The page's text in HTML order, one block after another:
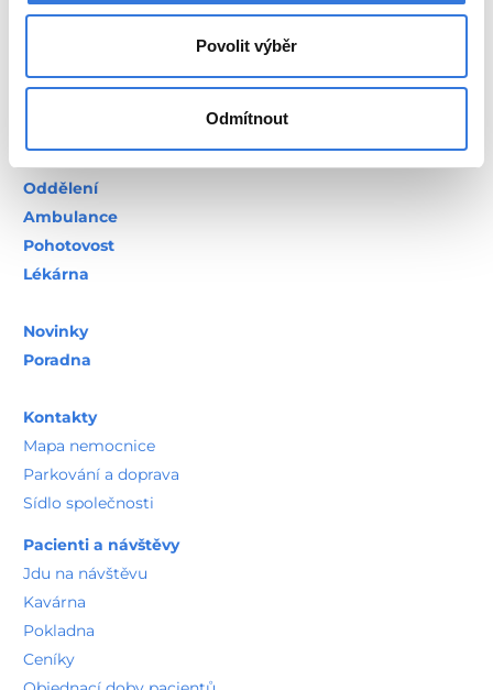
Povolit výběr
Odmítnout
+420 317 756 111
Oddělení
Ambulance
Pohotovost
Lékárna
Novinky
Poradna
Kontakty
Mapa nemocnice
Parkování a doprava
Sídlo společnosti
Pacienti a návštěvy
Jdu na návštěvu
Kavárna
Pokladna
Ceníky